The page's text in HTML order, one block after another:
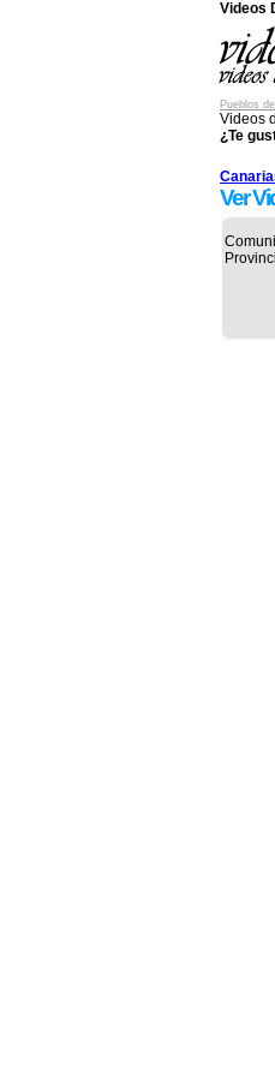
Videos
Pueblos
Videos
¿Te
Ver